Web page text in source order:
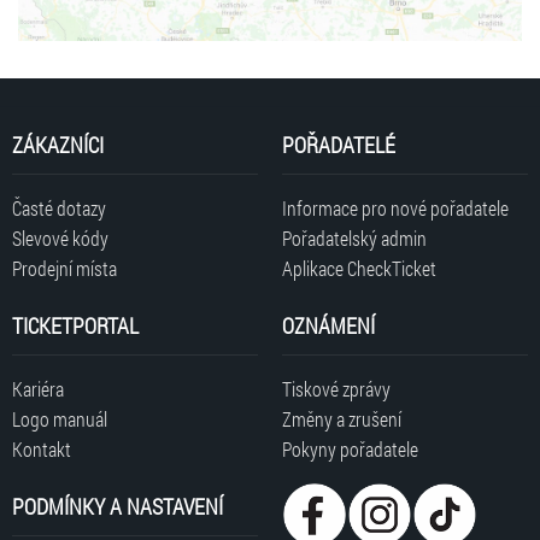
ZÁKAZNÍCI
Časté dotazy
Slevové kódy
Prodejní místa
POŘADATELÉ
Informace pro nové pořadatele
Pořadatelský admin
Aplikace CheckTicket
TICKETPORTAL
Kariéra
Logo manuál
Kontakt
OZNÁMENÍ
Tiskové zprávy
Změny a zrušení
Pokyny pořadatele
PODMÍNKY A NASTAVENÍ